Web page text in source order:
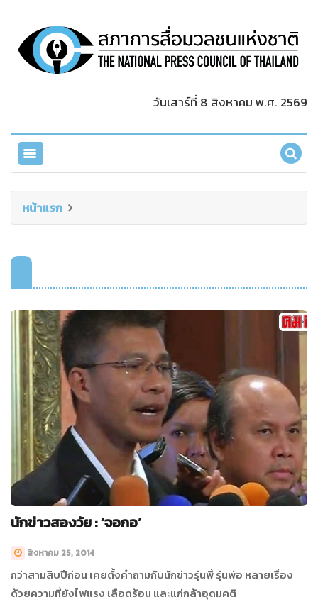
วันเสาร์ที่ 8 สิงหาคม พ.ศ. 2569
หน้าแรก
นักข่าวสองวัย : ‘จอกอ’
สิงหาคม 25, 2014
กว่าสามสิบปีก่อน เคยตั้งคำถามกับนักข่าวรุ่นพี่ รุ่นพ่อ หลายเรื่อง
ด้วยความที่ยังไฟแรง เลือดร้อน และแก่กล้าอุดมคติ